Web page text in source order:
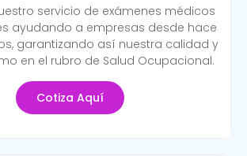
servicio de exámenes médicos
ayudando a empresas desde hace
garantizando así nuestra calidad y
en el rubro de Salud Ocupacional.
Cotiza Aquí